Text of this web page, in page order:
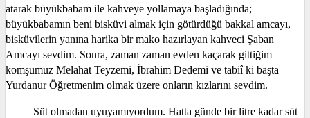
atarak büyükbabam ile kahveye yollamaya başladığında;
büyükbabamın beni bisküvi almak için götürdüğü bakkal amcayı,
bisküvilerin yanına harika bir mako hazırlayan kahveci Şaban
Amcayı sevdim. Sonra, zaman zaman evden kaçarak gittiğim
komşumuz Melahat Teyzemi, İbrahim Dedemi ve tabiî ki başta
Yurdanur Öğretmenim olmak üzere onların kızlarını sevdim.
Süt olmadan uyuyamıyordum. Hatta günde bir litre kadar süt